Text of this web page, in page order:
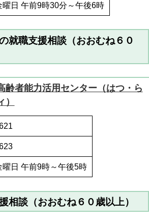
曜日 午前9時30分～午後6時
就職支援相談（おおむね６０
齢者能力活用センター（はつ・ら
曜日 午前9時～午後5時
相談（おおむね６０歳以上）